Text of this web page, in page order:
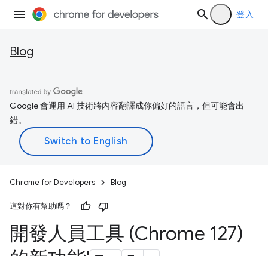
登入
Blog
Google 會運用 AI 技術將內容翻譯成你偏好的語言，但可能會出
錯。
Chrome for Developers Blog
這對你有幫助嗎？
開發人員工具 (Chrome 127)